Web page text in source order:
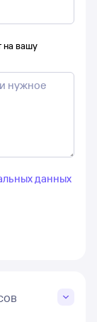
на вашу
данных